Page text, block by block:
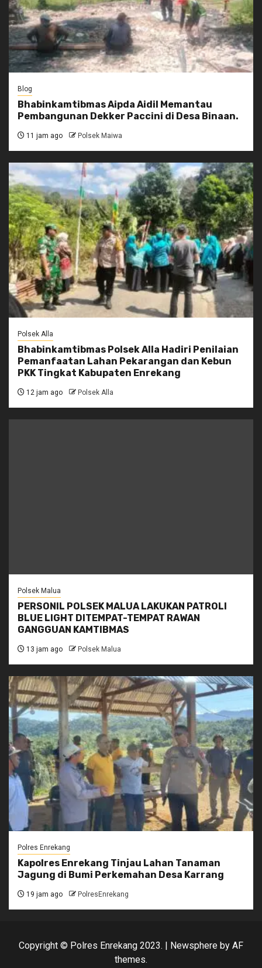
Blog
Bhabinkamtibmas Aipda Aidil Memantau
Pembangunan Dekker Paccini di Desa Binaan.
11 jam ago Polsek Maiwa
Polsek Alla
Bhabinkamtibmas Polsek Alla Hadiri Penilaian
Pemanfaatan Lahan Pekarangan dan Kebun
PKK Tingkat Kabupaten Enrekang
12 jam ago Polsek Alla
Polsek Malua
PERSONIL POLSEK MALUA LAKUKAN PATROLI
BLUE LIGHT DITEMPAT-TEMPAT RAWAN
GANGGUAN KAMTIBMAS
13 jam ago Polsek Malua
Polres Enrekang
Kapolres Enrekang Tinjau Lahan Tanaman
Jagung di Bumi Perkemahan Desa Karrang
19 jam ago PolresEnrekang
Copyright © Polres Enrekang 2023. | Newsphere by AF
themes.